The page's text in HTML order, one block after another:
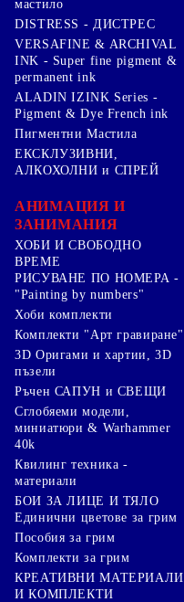
мастило
DISTRESS - ДИСТРЕС
VERSAFINE & ARCHIVAL
INK - Super fine pigment &
permanent ink
ALADIN IZINK Series -
Pigment & Dye French ink
Пигментни Мастила
ЕКСКЛУЗИВНИ,
АЛКОХОЛНИ и СПРЕЙ
АНИМАЦИЯ И
ЗАНИМАНИЯ
ХОБИ И СВОБОДНО
ВРЕМЕ
РИСУВАНЕ ПО НОМЕРА -
"Painting by numbers"
Хоби комплекти
Комплекти "Арт гравиране"
3D Оригами и хартии, 3D
пъзели
Ръчен САПУН и СВЕЩИ
Сглобяеми модели,
миниатюри & Warhammer
40k
Квилинг техника -
материали
БОИ ЗА ЛИЦЕ И ТЯЛО
Единични цветове за грим
Пособия за грим
Комплекти за грим
КРЕАТИВНИ МАТЕРИАЛИ
И КОМПЛЕКТИ